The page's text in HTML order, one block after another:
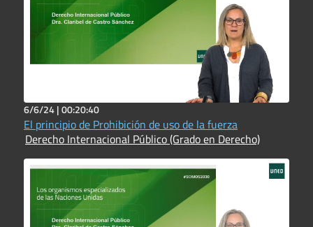
6/6/24 |00:20:40
El principio de Prohibición de uso de la fuerza
Derecho Internacional Público (Grado en Derecho)